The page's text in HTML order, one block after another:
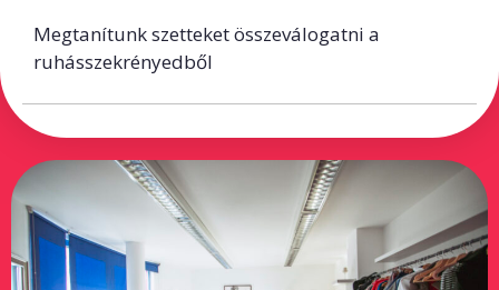
Megtanítunk szetteket összeválogatni a
ruhásszekrényedből